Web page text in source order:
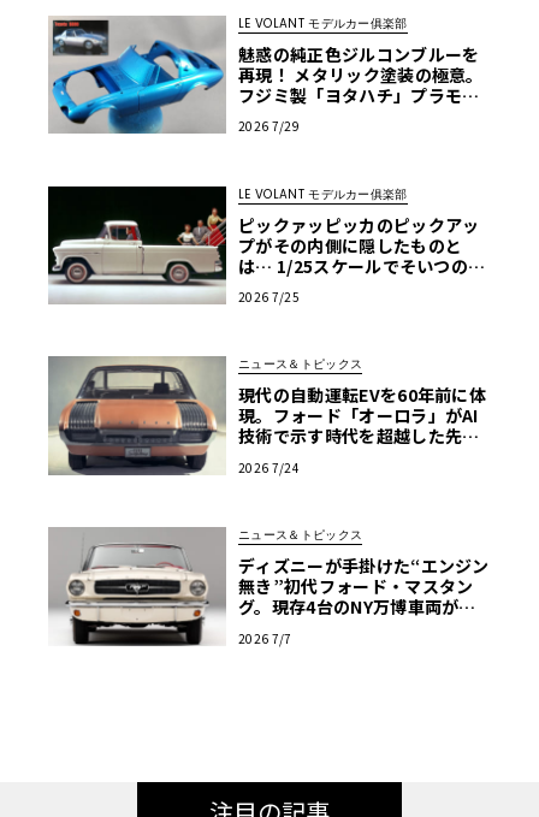
LE VOLANT モデルカー俱楽部
魅惑の純正色ジルコンブルーを
再現！ メタリック塗装の極意。
フジミ製「ヨタハチ」プラモを
みよう！ 第7回【LE VOLANT モ
2026 7/29
LE VOLANT モデルカー俱楽部
ピックァッピッカのピックアッ
プがその内側に隠したものと
は… 1/25スケールでそいつの正
プラモ・クロニクル】第64回
2026 7/25
ニュース＆トピックス
現代の自動運転EVを60年前に体
現。フォード「オーロラ」がAI
技術で示す時代を超越した先見
2026 7/24
ニュース＆トピックス
ディズニーが手掛けた“エンジン
無き”初代フォード・マスタン
グ。現存4台のNY万博車両が米
2026 7/7